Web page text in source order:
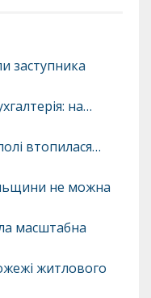
заступника
на…
втопилася…
не можна
масштабна
житлового